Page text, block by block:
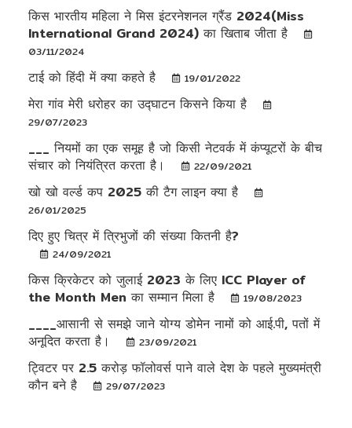
किस भारतीय महिला ने मिस इंटरनेशनल ग्रैंड 2024(Miss
International Grand 2024) का खिताब जीता है
03/11/2024
टाई को हिंदी में क्या कहते है 19/01/2022
मेरा गांव मेरी धरोहर का उद्घाटन किसने किया है
29/07/2023
___ नियमों का एक समूह है जो किसी नेटवर्क में कंप्यूटरों के बीच
संचार को नियंत्रित करता है।
22/09/2021
खो खो वर्ल्ड कप 2025 की टैग लाइन क्या है
26/01/2025
दिए हुए चित्र में त्रिभुजों की संख्या कितनी है?
24/09/2021
किस क्रिकेटर को जुलाई 2023 के लिए ICC Player of
the Month Men का सम्मान मिला है
19/08/2023
____आसानी से समझे जाने योग्य डोमेन नामों को आई.पी, पतों में
अनूदित करता है।
23/09/2021
ट्विटर पर 2.5 करोड़ फॉलोवर्स पाने वाले देश के पहले मुख्यमंत्री
कौन बने है
29/07/2023